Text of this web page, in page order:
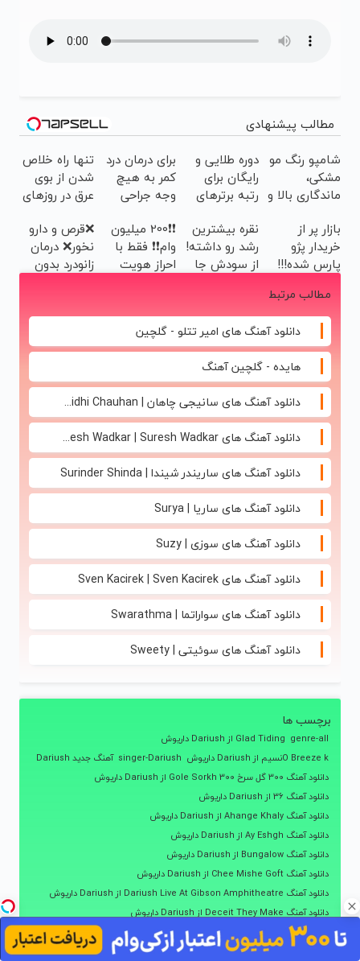
مطالب پیشنهادی
شامپو رنگ مو
مشکی،
ماندگاری بالا و
دوره طلایی و
رایگان برای
رتبه برترهای
برای درمان درد
کمر به هیچ
وجه جراحی
پرسش‌نامه رو
پر کن ▶
تنها راه خلاص
شدن از بوی
عرق در روزهای
ببین
بازار پر از
خریدار پژو
پارس شده!!!
ماشینتو اینجا
به راحتی
بفروش
نقره بیشترین
رشد رو داشته!
از سودش جا
❗❗200 میلیون
وام❗❗ فقط با
احراز هویت
❌قرص‌ و دارو
نخور❌ درمان
زانودرد بدون
مطالب مرتبط
دانلود آهنگ های امیر تتلو - گلچین
هایده - گلچین آهنگ
دانلود آهنگ های سانیجی چاهان | Sunidhi Chauhan
دانلود آهنگ های Suresh Wadkar | Suresh Wadkar
دانلود آهنگ های ساریندر شیندا | Surinder Shinda
دانلود آهنگ های ساریا | Surya
دانلود آهنگ های سوزی | Suzy
دانلود آهنگ های Sven Kacirek | Sven Kacirek
دانلود آهنگ های سواراتما | Swarathma
دانلود آهنگ های سوئیتی | Sweety
برچسب ها
genre-all Glad Tiding از Dariush داریوش
O Breeze kنسیم از Dariush داریوش
singer-Dariush آهنگ جدید Dariush
دانلود آهنگ 300 گل سرخ 300 Gole Sorkh از Dariush داریوش
دانلود آهنگ 36 از Dariush داریوش
دانلود آهنگ Ahange Khaly از Dariush داریوش
دانلود آهنگ Ay Eshgh از Dariush داریوش
دانلود آهنگ Bungalow از Dariush داریوش
دانلود آهنگ Chee Mishe Goft از Dariush داریوش
دانلود آهنگ Dariush Live At Gibson Amphitheatre از Dariush داریوش
دانلود آهنگ Deceit They Make از Dariush داریوش
دانلود آهنگ Divar از Dariush داریوش
دانلود آهنگ Do Mosafer از Dariush داریوش